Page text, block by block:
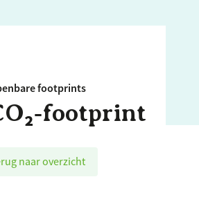
footprints
naar overzicht